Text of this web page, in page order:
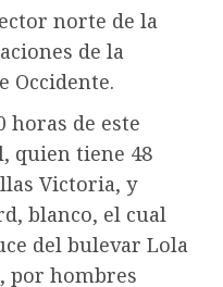
norte de la
de la
Occidente.
horas de este
quien tiene 48
Victoria, y
blanco, el cual
del bulevar Lola
por hombres